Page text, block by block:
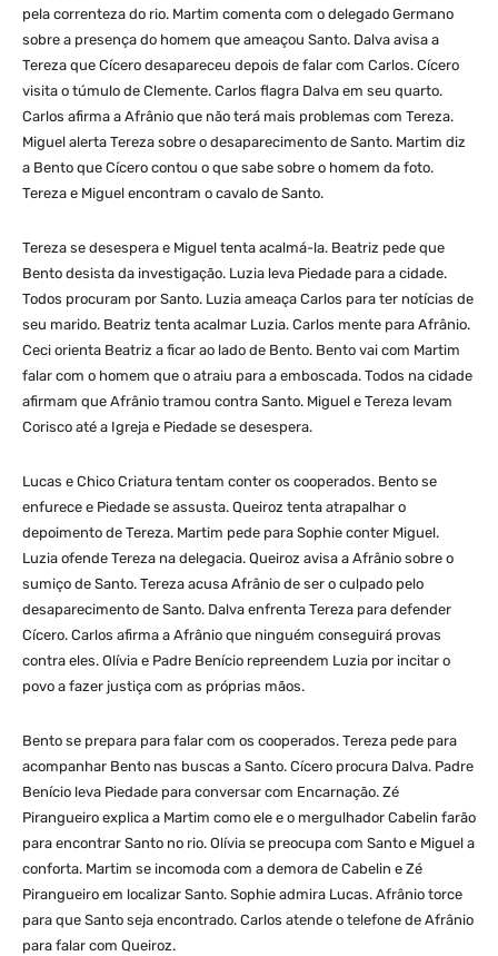
pela correnteza do rio. Martim comenta com o delegado Germano
sobre a presença do homem que ameaçou Santo. Dalva avisa a
Tereza que Cícero desapareceu depois de falar com Carlos. Cícero
visita o túmulo de Clemente. Carlos flagra Dalva em seu quarto.
Carlos afirma a Afrânio que não terá mais problemas com Tereza.
Miguel alerta Tereza sobre o desaparecimento de Santo. Martim diz
a Bento que Cícero contou o que sabe sobre o homem da foto.
Tereza e Miguel encontram o cavalo de Santo.
Tereza se desespera e Miguel tenta acalmá-la. Beatriz pede que
Bento desista da investigação. Luzia leva Piedade para a cidade.
Todos procuram por Santo. Luzia ameaça Carlos para ter notícias de
seu marido. Beatriz tenta acalmar Luzia. Carlos mente para Afrânio.
Ceci orienta Beatriz a ficar ao lado de Bento. Bento vai com Martim
falar com o homem que o atraiu para a emboscada. Todos na cidade
afirmam que Afrânio tramou contra Santo. Miguel e Tereza levam
Corisco até a Igreja e Piedade se desespera.
Lucas e Chico Criatura tentam conter os cooperados. Bento se
enfurece e Piedade se assusta. Queiroz tenta atrapalhar o
depoimento de Tereza. Martim pede para Sophie conter Miguel.
Luzia ofende Tereza na delegacia. Queiroz avisa a Afrânio sobre o
sumiço de Santo. Tereza acusa Afrânio de ser o culpado pelo
desaparecimento de Santo. Dalva enfrenta Tereza para defender
Cícero. Carlos afirma a Afrânio que ninguém conseguirá provas
contra eles. Olívia e Padre Benício repreendem Luzia por incitar o
povo a fazer justiça com as próprias mãos.
Bento se prepara para falar com os cooperados. Tereza pede para
acompanhar Bento nas buscas a Santo. Cícero procura Dalva. Padre
Benício leva Piedade para conversar com Encarnação. Zé
Pirangueiro explica a Martim como ele e o mergulhador Cabelin farão
para encontrar Santo no rio. Olívia se preocupa com Santo e Miguel a
conforta. Martim se incomoda com a demora de Cabelin e Zé
Pirangueiro em localizar Santo. Sophie admira Lucas. Afrânio torce
para que Santo seja encontrado. Carlos atende o telefone de Afrânio
para falar com Queiroz.